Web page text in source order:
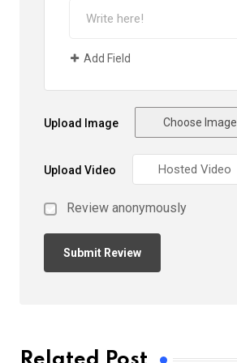
Add Field
Upload Image Choose Image
Upload Video
Review anonymously